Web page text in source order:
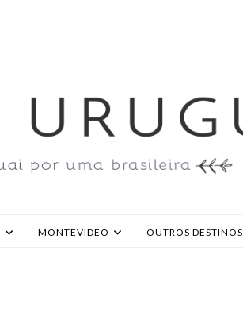
MONTEVIDEO OUTROS DESTINOS